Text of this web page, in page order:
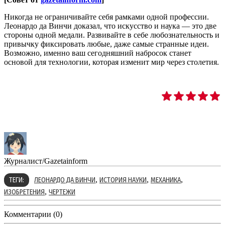
Никогда не ограничивайте себя рамками одной профессии.
Леонардо да Винчи доказал, что искусство и наука — это две
стороны одной медали. Развивайте в себе любознательность и
привычку фиксировать любые, даже самые странные идеи.
Возможно, именно ваш сегодняшний набросок станет
основой для технологии, которая изменит мир через столетия.
Журналист/Gazetainform
ТЕГИ: ЛЕОНАРДО ДА ВИНЧИ, ИСТОРИЯ НАУКИ, МЕХАНИКА,
ИЗОБРЕТЕНИЯ, ЧЕРТЕЖИ
Комментарии (0)